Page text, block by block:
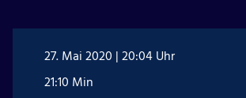
27. Mai 2020 | 20:04 Uhr
21:10 Min